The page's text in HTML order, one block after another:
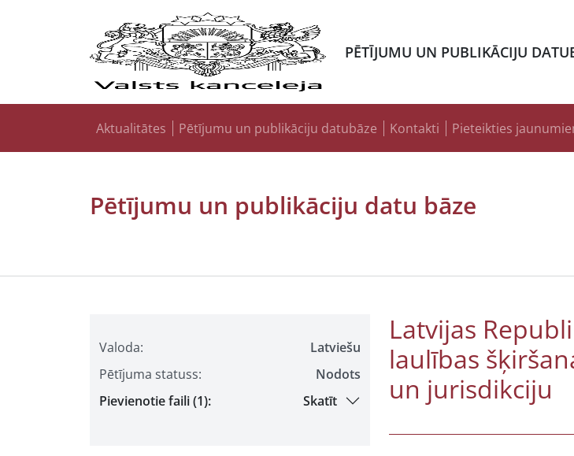
PĒTĪJUMU UN PUBLIKĀCIJU
Aktualitātes Pētījumu un publikāciju datubāze Kontakti Pieteikties
Pētījumu un publikāciju datu bāze
Valoda:
Latviešu
Pētījuma statuss:
Nodots
Pievienotie faili (1):
Skatīt
Latvijas
laulības
un jurisdikciju